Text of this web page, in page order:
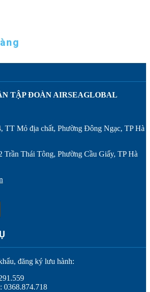
TẬP ĐOÀN AIRSEAGLOBAL
Mỏ địa chất, Phường Đông Ngạc, TP Hà
Trần Thái Tông, Phường Cầu Giấy, TP Hà
đăng ký lưu hành:
0368.874.718